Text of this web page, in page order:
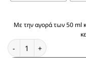
Με την αγορά των 50 ml
Θυμίζει Bulgari Femme